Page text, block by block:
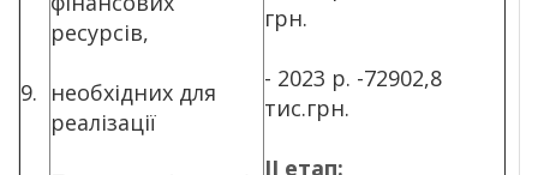
9.
ресурсів,
необхідних для
реалізації
грн.
- 2023 р. -72902,8
тис.грн.
II етап: